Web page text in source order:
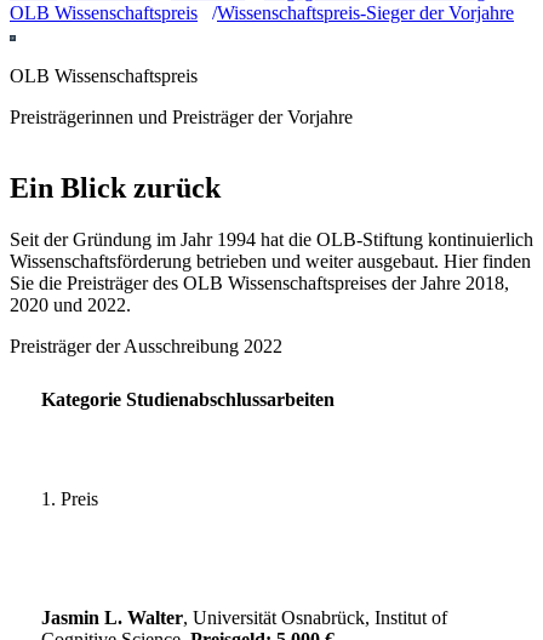
OLB Wissenschaftspreis
Wissenschaftspreis-Sieger der Vorjahre
OLB Wissenschaftspreis
Preisträgerinnen und Preisträger der Vorjahre
Ein Blick zurück
Seit der Gründung im Jahr 1994 hat die OLB-Stiftung kontinuierlich
Wissenschaftsförderung betrieben und weiter ausgebaut. Hier finden
Sie die Preisträger des OLB Wissenschaftspreises der Jahre 2018,
2020 und 2022.
Preisträger der Ausschreibung 2022
Kategorie Studienabschlussarbeiten
1. Preis
Jasmin L. Walter, Universität Osnabrück, Institut of